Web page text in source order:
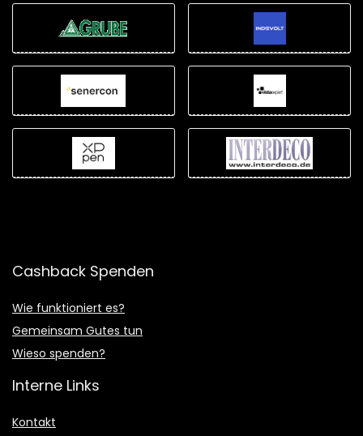
Cashback Spenden
Wie funktioniert es?
Gemeinsam Gutes tun
Wieso spenden?
Interne Links
Kontakt